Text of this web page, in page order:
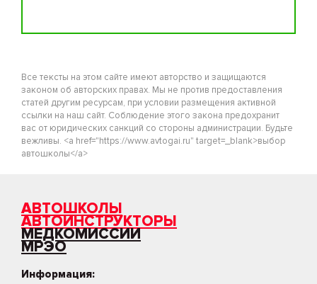
Все тексты на этом сайте имеют авторство и защищаются
законом об авторских правах. Мы не против предоставления
статей другим ресурсам, при условии размещения активной
ссылки на наш сайт. Соблюдение этого закона предохранит
вас от юридических санкций со стороны администрации. Будьте
вежливы. <a href="https://www.avtogai.ru" target=_blank>выбор
автошколы</a>
АВТОШКОЛЫ
АВТОИНСТРУКТОРЫ
МЕДКОМИССИИ
МРЭО
Информация: